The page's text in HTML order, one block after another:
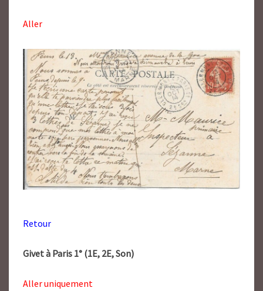
Aller
Retour
Givet à Paris 1° (1E, 2E, Son)
Aller uniquement